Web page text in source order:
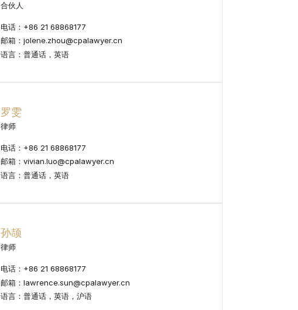
合伙人
电话：+86 21 68868177
邮箱：jolene.zhou@cpalawyer.cn
语言：普通话，英语
罗雯
律师
电话：+86 21 68868177
邮箱：vivian.luo@cpalawyer.cn
语言：普通话，英语
孙颉
律师
电话：+86 21 68868177
邮箱：lawrence.sun@cpalawyer.cn
语言：普通话，英语，沪语